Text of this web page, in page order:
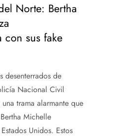
Norte: Bertha
con sus fake
desenterrados de
Nacional Civil
trama alarmante que
Michelle
Unidos. Estos